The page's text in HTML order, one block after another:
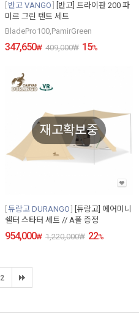
반고 VANGO
[반고] 트라이판 200 파
미르 그린 텐트 세트
BladePro100,PamirGreen
347,650₩ 409,000₩ 15%
재고확보중
듀랑고 DURANGO
[듀랑고] 에어미니
쉘터 스타터 세트 // A폴 증정
954,000₩ 1,220,000₩ 22%
2